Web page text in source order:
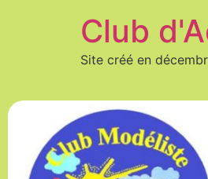
Club
Site créé en